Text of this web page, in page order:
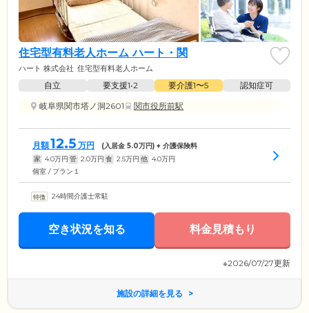
住宅型有料老人ホーム ハート・関
ハート 株式会社 住宅型有料老人ホーム
自立 要支援1•2 要介護1〜5
認知症可
岐阜県関市塔ノ洞2601
関市役所前駅
月額12.5 万円 (入居金 5.0万円) + 介護保険料
家 4.0万円 管 2.0万円 食 2.5万円 他 4.0万円
個室 / プラン１
24時間介護士常駐
空き状況を知る 料金見積もり
※2026/07/27更新
施設の詳細を見る